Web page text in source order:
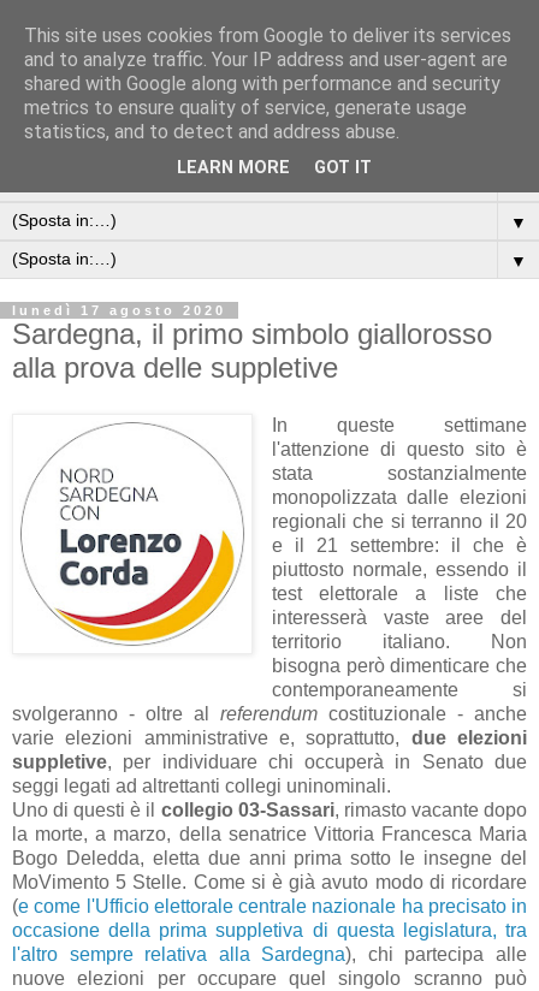
▼
▼
lunedì 17 agosto 2020
Sardegna, il primo simbolo giallorosso
alla prova delle suppletive
In queste settimane
l'attenzione di questo sito è
stata sostanzialmente
monopolizzata dalle elezioni
regionali che si terranno il 20
e il 21 settembre: il che è
piuttosto normale, essendo il
test elettorale a liste che
interesserà vaste aree del
territorio italiano. Non
bisogna però dimenticare che
contemporaneamente si
svolgeranno - oltre al referendum costituzionale - anche
varie elezioni amministrative e, soprattutto, due elezioni
suppletive, per individuare chi occuperà in Senato due
seggi legati ad altrettanti collegi uninominali.
Uno di questi è il collegio 03-Sassari, rimasto vacante dopo
la morte, a marzo, della senatrice Vittoria Francesca Maria
Bogo Deledda, eletta due anni prima sotto le insegne del
MoVimento 5 Stelle. Come si è già avuto modo di ricordare
(e come l'Ufficio elettorale centrale nazionale ha precisato in
occasione della prima suppletiva di questa legislatura, tra
l'altro sempre relativa alla Sardegna), chi partecipa alle
nuove elezioni per occupare quel singolo scranno può
This site uses cookies from Google to deliver its services
and to analyze traffic. Your IP address and user-agent are
shared with Google along with performance and security
metrics to ensure quality of service, generate usage
statistics, and to detect and address abuse.
LEARN MORE GOT IT